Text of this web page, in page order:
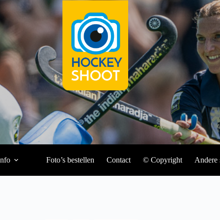
Foto’s bestellen Contact © Copyright Andere